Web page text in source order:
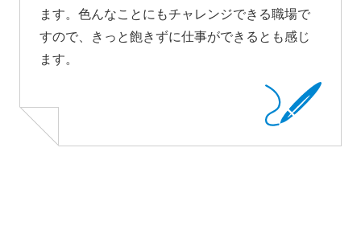
ます。色んなことにもチャレンジできる職場で
すので、きっと飽きずに仕事ができるとも感じ
ます。